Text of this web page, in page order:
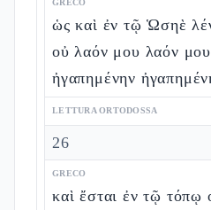
GRECO
ὡς καὶ ἐν τῷ Ὡσηὲ
οὐ λαόν μου λαόν
ἠγαπημένην
LETTURA ORTODOSSA
26
GRECO
καὶ ἔσται ἐν τῷ τόπῳ